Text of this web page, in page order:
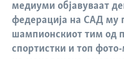
медиуми објавуваат
федерација на САД му
шампионскиот тим од
спортистки и топ